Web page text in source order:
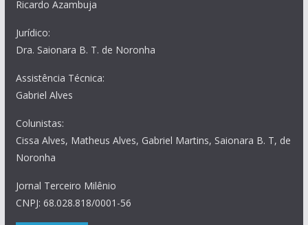
Ricardo Azambuja
Jurídico:
Dra. Saionara B. T. de Noronha
Assistência Técnica:
Gabriel Alves
Colunistas:
Cissa Alves, Matheus Alves, Gabriel Martins, Saionara B. T, de
Noronha
Jornal Terceiro Milênio
CNPJ: 68.028.818/0001-56